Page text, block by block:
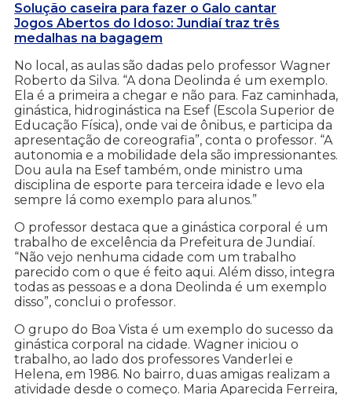
Solução caseira para fazer o Galo cantar
Jogos Abertos do Idoso: Jundiaí traz três
medalhas na bagagem
No local, as aulas são dadas pelo professor Wagner
Roberto da Silva. “A dona Deolinda é um exemplo.
Ela é a primeira a chegar e não para. Faz caminhada,
ginástica, hidroginástica na Esef (Escola Superior de
Educação Física), onde vai de ônibus, e participa da
apresentação de coreografia”, conta o professor. “A
autonomia e a mobilidade dela são impressionantes.
Dou aula na Esef também, onde ministro uma
disciplina de esporte para terceira idade e levo ela
sempre lá como exemplo para alunos.”
O professor destaca que a ginástica corporal é um
trabalho de excelência da Prefeitura de Jundiaí.
“Não vejo nenhuma cidade com um trabalho
parecido com o que é feito aqui. Além disso, integra
todas as pessoas e a dona Deolinda é um exemplo
disso”, conclui o professor.
O grupo do Boa Vista é um exemplo do sucesso da
ginástica corporal na cidade. Wagner iniciou o
trabalho, ao lado dos professores Vanderlei e
Helena, em 1986. No bairro, duas amigas realizam a
atividade desde o começo. Maria Aparecida Ferreira,